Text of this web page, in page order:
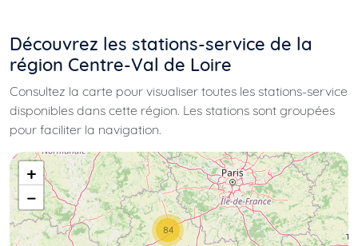
Découvrez les stations-service de la
région Centre-Val de Loire
Consultez la carte pour visualiser toutes les stations-service
disponibles dans cette région. Les stations sont groupées
pour faciliter la navigation.
84
+
−